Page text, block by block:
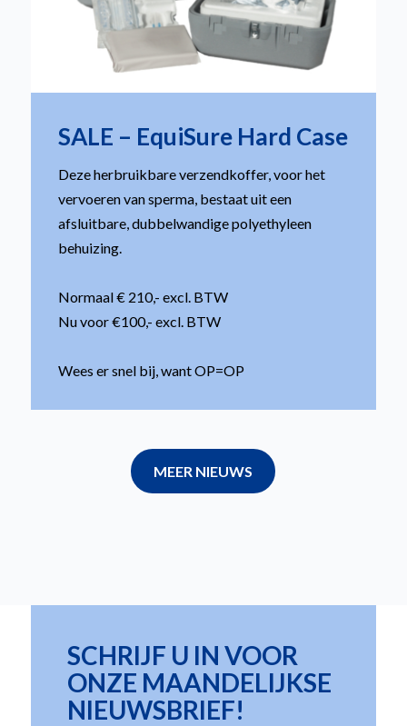
SALE – EquiSure Hard Case
Deze herbruikbare verzendkoffer, voor het
vervoeren van sperma, bestaat uit een
afsluitbare, dubbelwandige polyethyleen
behuizing.
Normaal € 210,- excl. BTW
Nu voor €100,- excl. BTW
Wees er snel bij, want OP=OP
MEER NIEUWS
SCHRIJF U IN VOOR
ONZE MAANDELIJKSE
NIEUWSBRIEF!